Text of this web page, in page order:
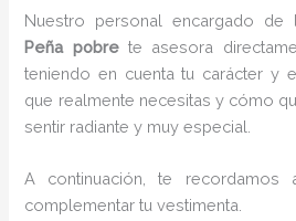
Nuestro personal encargado
Peña pobrete asesora
teniendo en cuenta tu carácter y
que realmente necesitas y cómo
sentir radiante y muy especial.
A continuación, te recordamos
complementar tu vestimenta.